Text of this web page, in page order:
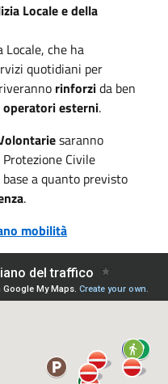
Locale e della
Locale, che ha
quotidiani per
rinforzida ben
operatori esterni.
saranno
Civile
a quanto previsto
.
mobilità